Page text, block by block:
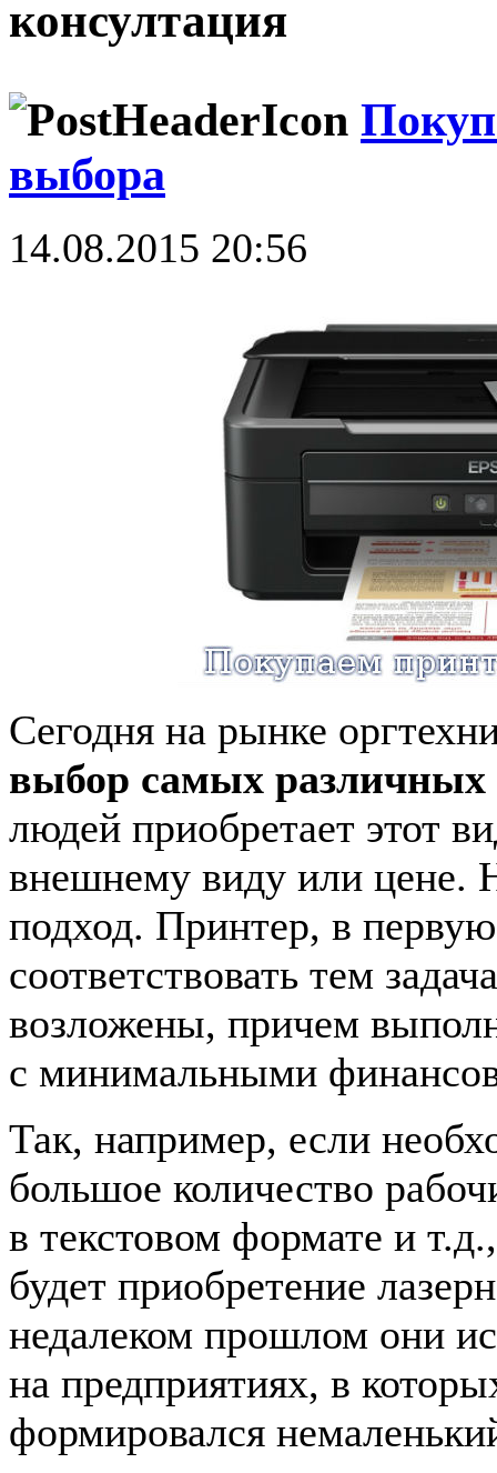
консултация
выбора
14.08.2015 20:56
Сегодня на рынке
выбор самых различных
людей приобретает этот
внешнему виду или цене.
подход. Принтер, в
соответствовать тем
возложены, причем
с минимальными
Так, например, если
большое количество
в текстовом формате и
будет приобретение
недалеком прошлом они
на предприятиях, в
формировался